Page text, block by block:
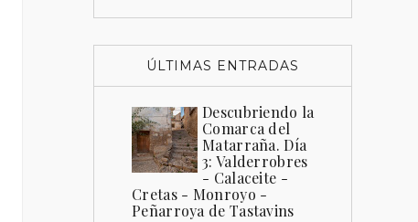
ÚLTIMAS ENTRADAS
Descubriendo la
Comarca del
Matarraña. Día
3: Valderrobres
- Calaceite -
Cretas - Monroyo -
Peñarroya de Tastavins